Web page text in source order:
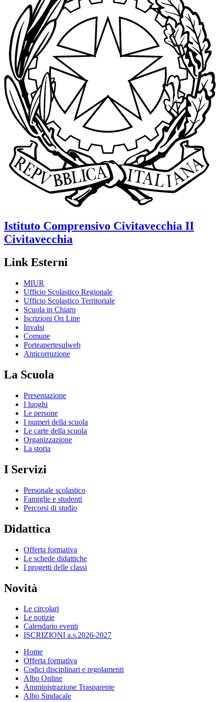
Istituto Comprensivo Civitavecchia II
Civitavecchia
Link Esterni
MIUR
Ufficio Scolastico Regionale
Ufficio Scolastico Territoriale
Scuola in Chiaro
Iscrizioni On Line
Invalsi
Comune
Porteapertesulweb
Anticorruzione
La Scuola
Presentazione
I luoghi
Le persone
I numeri della scuola
Le carte della scuola
Organizzazione
La storia
I Servizi
Personale scolastico
Famiglie e studenti
Percorsi di studio
Didattica
Offerta formativa
Le schede didattiche
I progetti delle classi
Novità
Le circolari
Le notizie
Calendario eventi
ISCRIZIONI a.s.2026-2027
Home
Offerta formativa
Codici disciplinari e regolamenti
Albo Online
Amministrazione Trasparente
Albo Sindacale